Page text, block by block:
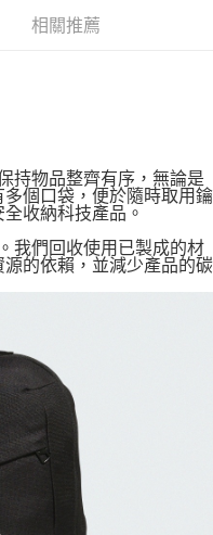
相關推薦
持物品整齊有序，無論是
多個口袋，便於隨時取用鑰
收納科技產品。
我們回收使用已製成的材
的依賴，並減少產品的碳